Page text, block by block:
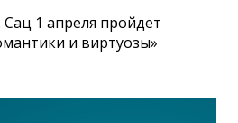
1 апреля пройдет
и виртуозы»